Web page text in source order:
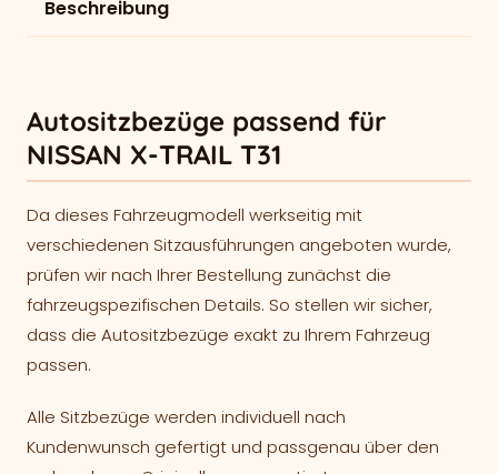
Beschreibung
Autositzbezüge passend für
NISSAN X-TRAIL T31
Da dieses Fahrzeugmodell werkseitig mit
verschiedenen Sitzausführungen angeboten wurde,
prüfen wir nach Ihrer Bestellung zunächst die
fahrzeugspezifischen Details. So stellen wir sicher,
dass die Autositzbezüge exakt zu Ihrem Fahrzeug
passen.
Alle Sitzbezüge werden individuell nach
Kundenwunsch gefertigt und passgenau über den